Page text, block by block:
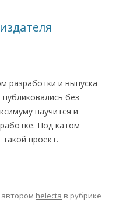
разработки и выпуска
без
научится и
Под катом
проект.
автором helecta в рубрике